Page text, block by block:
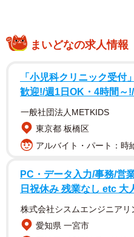
焼き」（税抜価格／1個：170
お店の近くにある「歌舞伎
せず食べられるようにと考
ら焼きで、数に限りがある
まいどなの求人情報
「小児科クリニック受付
歓迎!/週1日OK・4時間～
一般社団法人METKIDS
東京都 板橋区
アルバイト・パート：時
PC・データ入力/事務/営
日祝休み 残業なし etc 大
株式会社シスムエンジニアリ
愛知県 一宮市